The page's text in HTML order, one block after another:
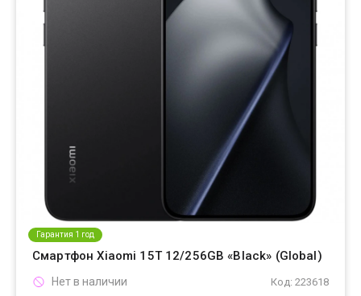
Гарантия 1 год
Смартфон Xiaomi 15T 12/256GB «Black» (Global)
Код: 223618
Нет в наличии